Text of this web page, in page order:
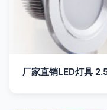
厂家直销LED灯具